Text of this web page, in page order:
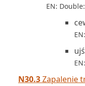
EN: Double:
N30.3Zapalenie